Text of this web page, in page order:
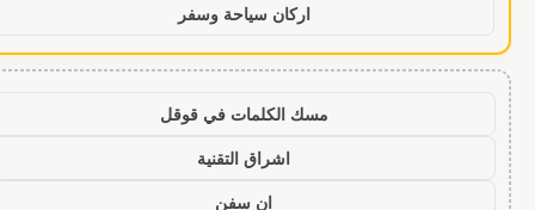
اركان سياحة وسفر
مسك الكلمات في قوقل
اشراق التقنية
ان سفن